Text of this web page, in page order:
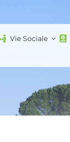
Vie Sociale